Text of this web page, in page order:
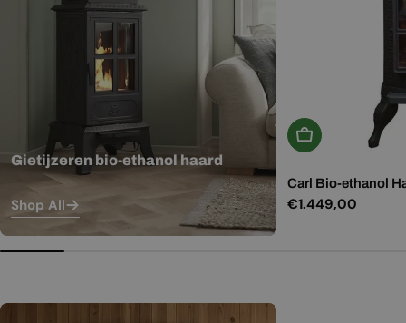
Gietijzeren bio-ethanol haard
Shop All
In Winkelwagen
Carl Bio-ethanol
Normale
€1.449,00